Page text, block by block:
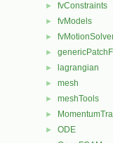
► fvConstraints
► fvModels
►
►
► lagrangian
► mesh
► meshTools
►
► ODE